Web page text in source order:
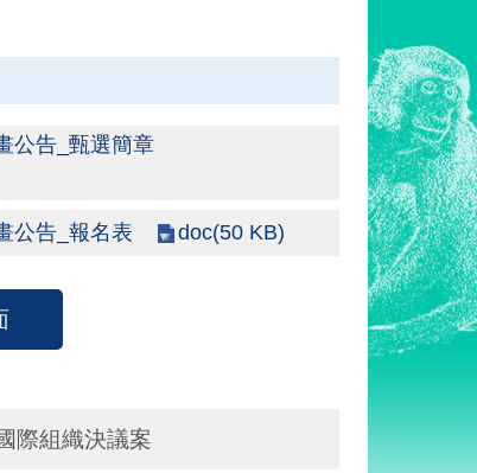
公告_甄選簡章
公告_報名表 doc(50 KB)
際組織決議案